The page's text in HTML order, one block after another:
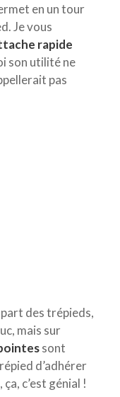
en un tour
Je vous
rapide
son utilité ne
pas
des trépieds,
mais sur
sont
d’adhérer
c’est génial !